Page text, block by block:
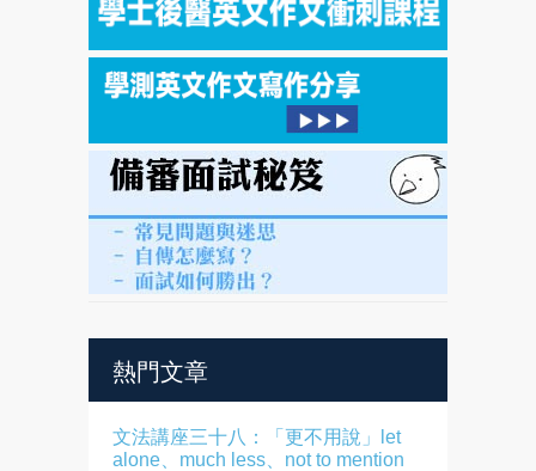
熱門文章
文法講座三十八：「更不用說」let
alone、much less、not to mention